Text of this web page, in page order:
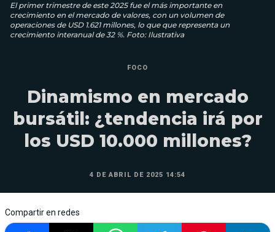
El primer trimestre de este 2025 fue el más importante en
crecimiento en el mercado de valores, con un volumen de
operaciones de USD 1.621 millones, lo que que representa un
crecimiento interanual de 32 %. Foto: Ilustrativa
FOCO
Dinamismo en mercado
bursátil: ¿tendencia irá por
los USD 10.000 millones?
4 DE ABRIL DE 2025 14:54
Compartir en redes